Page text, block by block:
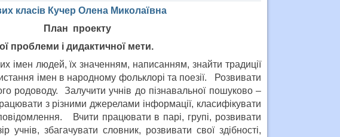
класів Кучер Олена Миколаївна
План проекту
проблеми і дидактичної мети.
людей, їх значенням, написанням, знайти традиції
імен в народному фольклорі та поезії. Розвивати
родоводу. Залучити учнів до пізнавальної пошуково –
з різними джерелами інформації, класифікувати
Вчити працювати в парі, групі, розвивати
учнів, збагачувати словник, розвивати свої здібності,